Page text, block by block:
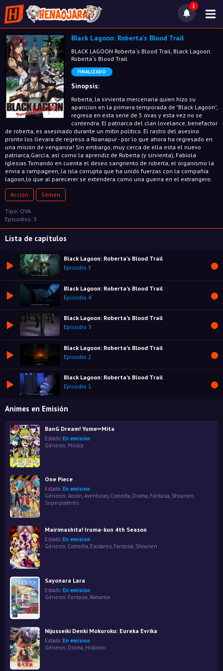
1
Black Lagoon: Roberta's Blood Trail
BLACK LAGOON Roberta`s Blood Trail, Black Lagoon:
Roberta`s Blood Trail
FINALIZADO
Sinopsis:
Roberta, la sirvienta mercenaria quien hizo su
aparicion en la primera temporada de "Black Lagoon",
regresa en esta serie de 5 ovas y esta vez no se
contendra. El patriarca del clan lovelance, benefactor
de roberta, es asesinado durante un mitin politico. El rastro del asesino
pronto los llevara de regreso a Roanapur - por lo que ahora ha regresado en
una misión de venganza! Sin embargo, muy cerca de ella esta el nuevo
patriarca,García, así como la aprendiz de Roberta (y sirvienta), Fabiola
Iglesias.Tomando en cuenta el deseo sangriento de roberta, el organismo la
envia a rampageen, la isla corrupta que ha unido fuerzas con la compañia
lagoon,lo que al parecerer se extendera como una guerra en el extrangero.
Acción Seinen
Tipo: OVA
Episodios: 5
Lista de capítulos
Black Lagoon: Roberta's Blood Trail
Episodio 5
Black Lagoon: Roberta's Blood Trail
Episodio 4
Black Lagoon: Roberta's Blood Trail
Episodio 3
Black Lagoon: Roberta's Blood Trail
Episodio 2
Black Lagoon: Roberta's Blood Trail
Episodio 1
Animes en Emisión
BanG Dream! Yume∞Mita
Estado: En emision
Géneros: Música
One Piece
Estado: En emision
Géneros: Acción,Aventuras, Comedia, Drama, Fantasía, Shounen
Superpoderes
Mairimashita! Iruma-kun 4th Season
Estado: En emision
Géneros: Comedia, Escolares, Fantasía, Shounen
Sayonara Lara
Estado: En emision
Géneros: Fantasía Romance
Nijusseiki Denki Mokuroku: Eureka Evrika
Estado: En emision
Géneros: Drama, Historico